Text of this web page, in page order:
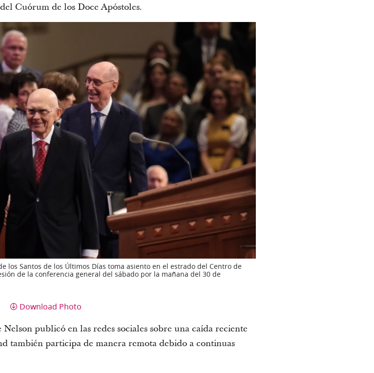
Cuórum de los Doce Apóstoles.
los Santos de los Últimos Días toma asiento en el estrado del Centro de
de la conferencia general del sábado por la mañana del 30 de
Download Photo
publicó en las redes sociales sobre una caída reciente
también participa de manera remota debido a continuas